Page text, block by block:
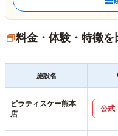
料金・体験・特徴を
施設名
ピラティスケー熊本
店
公式